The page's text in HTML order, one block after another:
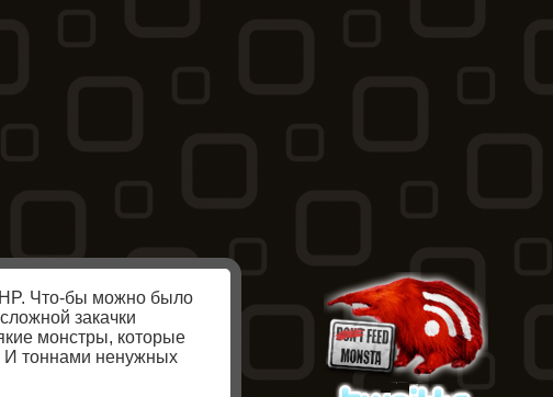
Что-бы можно было
закачки
монстры, которые
И тоннами ненужных